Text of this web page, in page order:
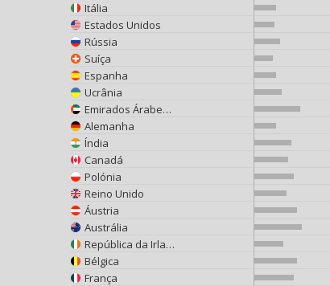
Itália
Estados Unidos
Rússia
Suíça
Espanha
Ucrânia
Emirados Árabes Unidos
Alemanha
Índia
Canadá
Polónia
Reino Unido
Áustria
Austrália
República da Irlanda
Bélgica
França